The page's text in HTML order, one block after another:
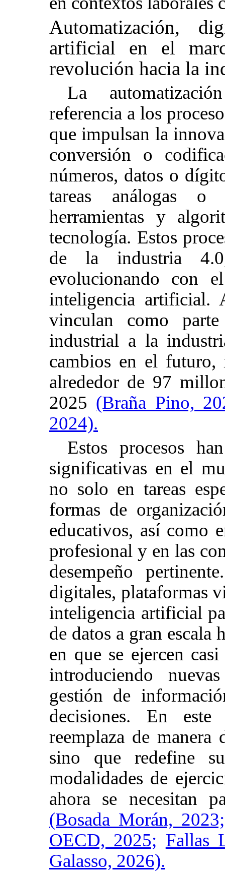
Automatización,
artificial en el
revolución hacia la
La
referencia a los
que impulsan la
conversión o
números, datos o
tareas análogas
herramientas y
tecnología. Estos
de la industria
evolucionando con
inteligencia artificial.
vinculan como
industrial a la
cambios en el futuro,
alrededor de 97
2025 (Braña Pino,
2024).
Estos procesos
significativas en el
no solo en tareas
formas de
educativos, así como
profesional y en las
desempeño
digitales, plataformas
inteligencia artificial
de datos a gran
en que se ejercen
introduciendo
gestión de
decisiones. En
reemplaza de manera
sino que redefine
modalidades de
ahora se necesitan
(Bosada Morán, 2023;
OECD, 2025; Fallas
Galasso, 2026).